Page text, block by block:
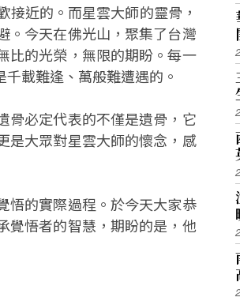
接近的。而星雲大師的靈骨，
。今天在佛光山，聚集了台灣
比的光榮，無限的期盼。每一
載難逢、萬般難遭遇的。
骨必定代表的不僅是遺骨，它
是大眾對星雲大師的懷念，感
悟的實際過程。於今天大家恭
覺悟者的智慧，期盼的是，他